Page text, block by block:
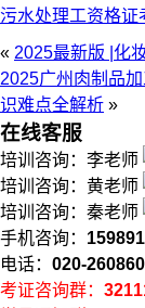
污水处理工资格证
« 2025最新版 |化
2025广州肉制品
识难点全解析 »
在线客服
培训咨询：李老师
培训咨询：黄老师
培训咨询：秦老师
手机咨询：
电话： 020-
考证咨询群：